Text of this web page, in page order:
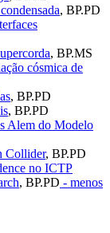
, BP.PD
, BP.MS
cósmica de
, BP.PD
, BP.PD
Alem do Modelo
Collider, BP.PD
no ICTP
, BP.PD - menos